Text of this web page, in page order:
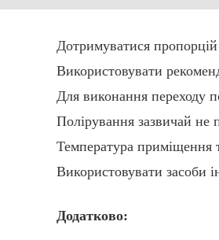
Дотримуватися
Використовувати
Для виконання переходу
Полірування зазвичай не
Температура приміщення
Використовувати засоби
Додатково: